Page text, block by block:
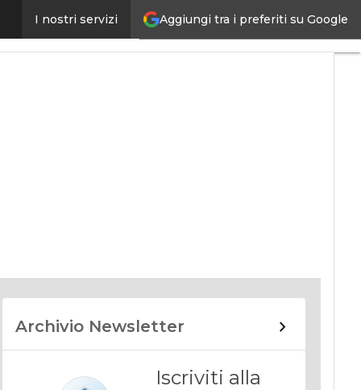
Aggiungi tra i preferiti su Google
I nostri servizi
Archivio Newsletter
Iscriviti alla